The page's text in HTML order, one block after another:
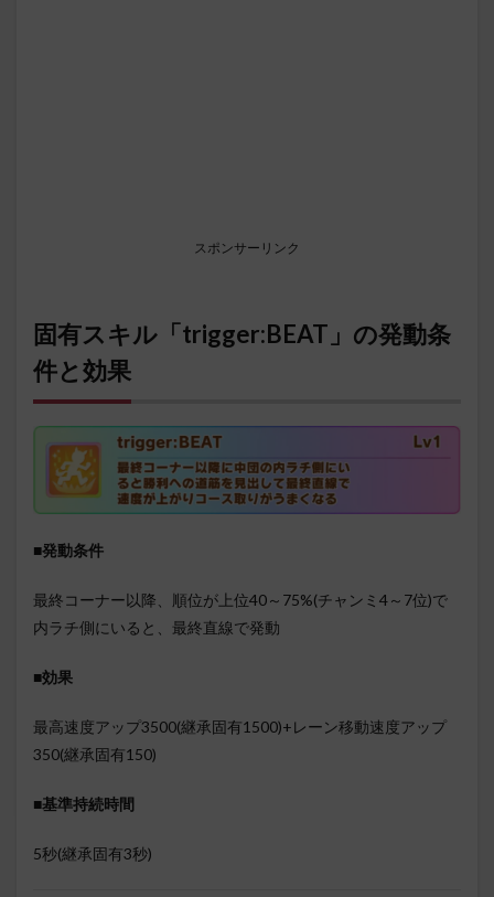
スポンサーリンク
固有スキル「trigger:BEAT」の発動条
件と効果
■発動条件
最終コーナー以降、順位が上位40～75%(チャンミ4～7位)で
内ラチ側にいると、最終直線で発動
■効果
最高速度アップ3500(継承固有1500)+レーン移動速度アップ
350(継承固有150)
■基準持続時間
5秒(継承固有3秒)